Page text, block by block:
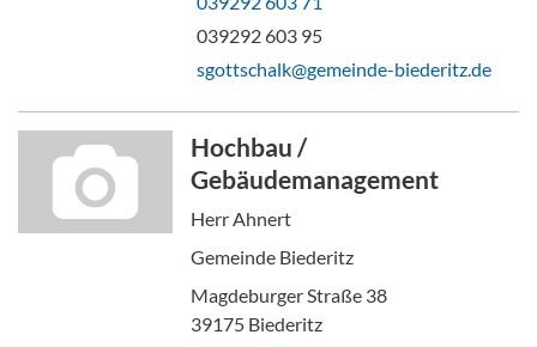
039292 603 95
sgottschalk@gemeinde-biederitz.de
Hochbau /
Gebäudemanagement
Herr Ahnert
Gemeinde Biederitz
Magdeburger Straße 38
39175 Biederitz